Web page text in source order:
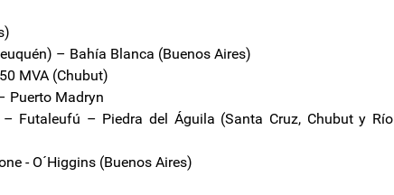
– Bahía Blanca (Buenos Aires)
MVA (Chubut)
Puerto Madryn
Futaleufú – Piedra del Águila (Santa Cruz, Chubut y Río
- O´Higgins (Buenos Aires)